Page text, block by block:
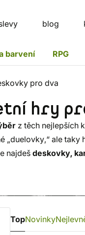
blog
barvení RPG
pro dva
hry
z těch nejlepších
„duelovky,“ ale
najdeš deskovky,
TopNovinky